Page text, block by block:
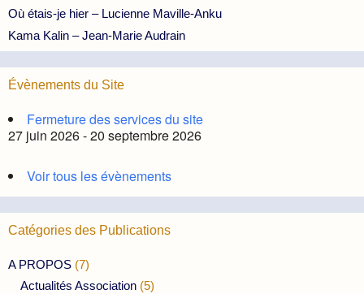
Où étais-je hier – Lucienne Maville-Anku
Kama Kalin – Jean-Marie Audrain
Évènements du Site
Fermeture des services du site
27 juin 2026 - 20 septembre 2026
Voir tous les évènements
Catégories des Publications
A PROPOS (7)
Actualités Association (5)